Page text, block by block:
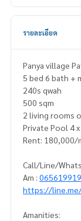
รายละเอียด
Panya village
5 bed 6 bath +
240s qwah
500 sqm
2 living rooms
Private Pool 4
Rent: 180,000/
Call/Line/
Am :
https://
Amanities: